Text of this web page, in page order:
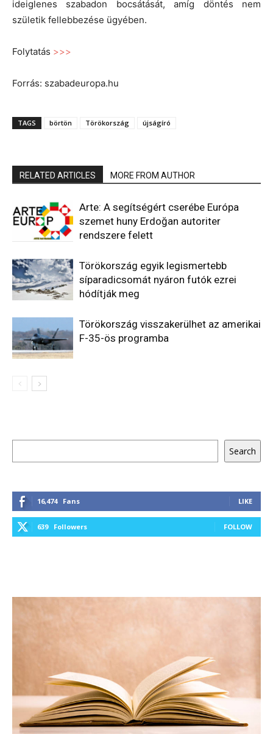
ideiglenes szabadon bocsátását, amíg döntés nem
születik fellebbezése ügyében.
Folytatás >>>
Forrás: szabadeuropa.hu
TAGS börtön Törökország újságíró
RELATED ARTICLES MORE FROM AUTHOR
Arte: A segítségért cserébe Európa
szemet huny Erdoğan autoriter
rendszere felett
Törökország egyik legismertebb
síparadicsomát nyáron futók ezrei
hódítják meg
Törökország visszakerülhet az amerikai
F-35-ös programba
Search
16,474 Fans LIKE
639 Followers FOLLOW